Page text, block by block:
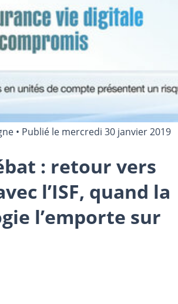
• Publié le mercredi 30 janvier 2019
: retour vers
l’ISF, quand la
l’emporte sur